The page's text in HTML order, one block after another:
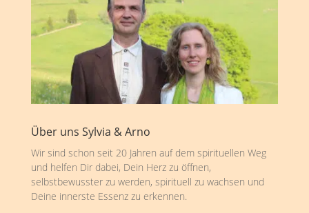
Über uns Sylvia & Arno
Wir sind schon seit 20 Jahren auf dem spirituellen Weg
und helfen Dir dabei, Dein Herz zu öffnen,
selbstbewusster zu werden, spirituell zu wachsen und
Deine innerste Essenz zu erkennen.